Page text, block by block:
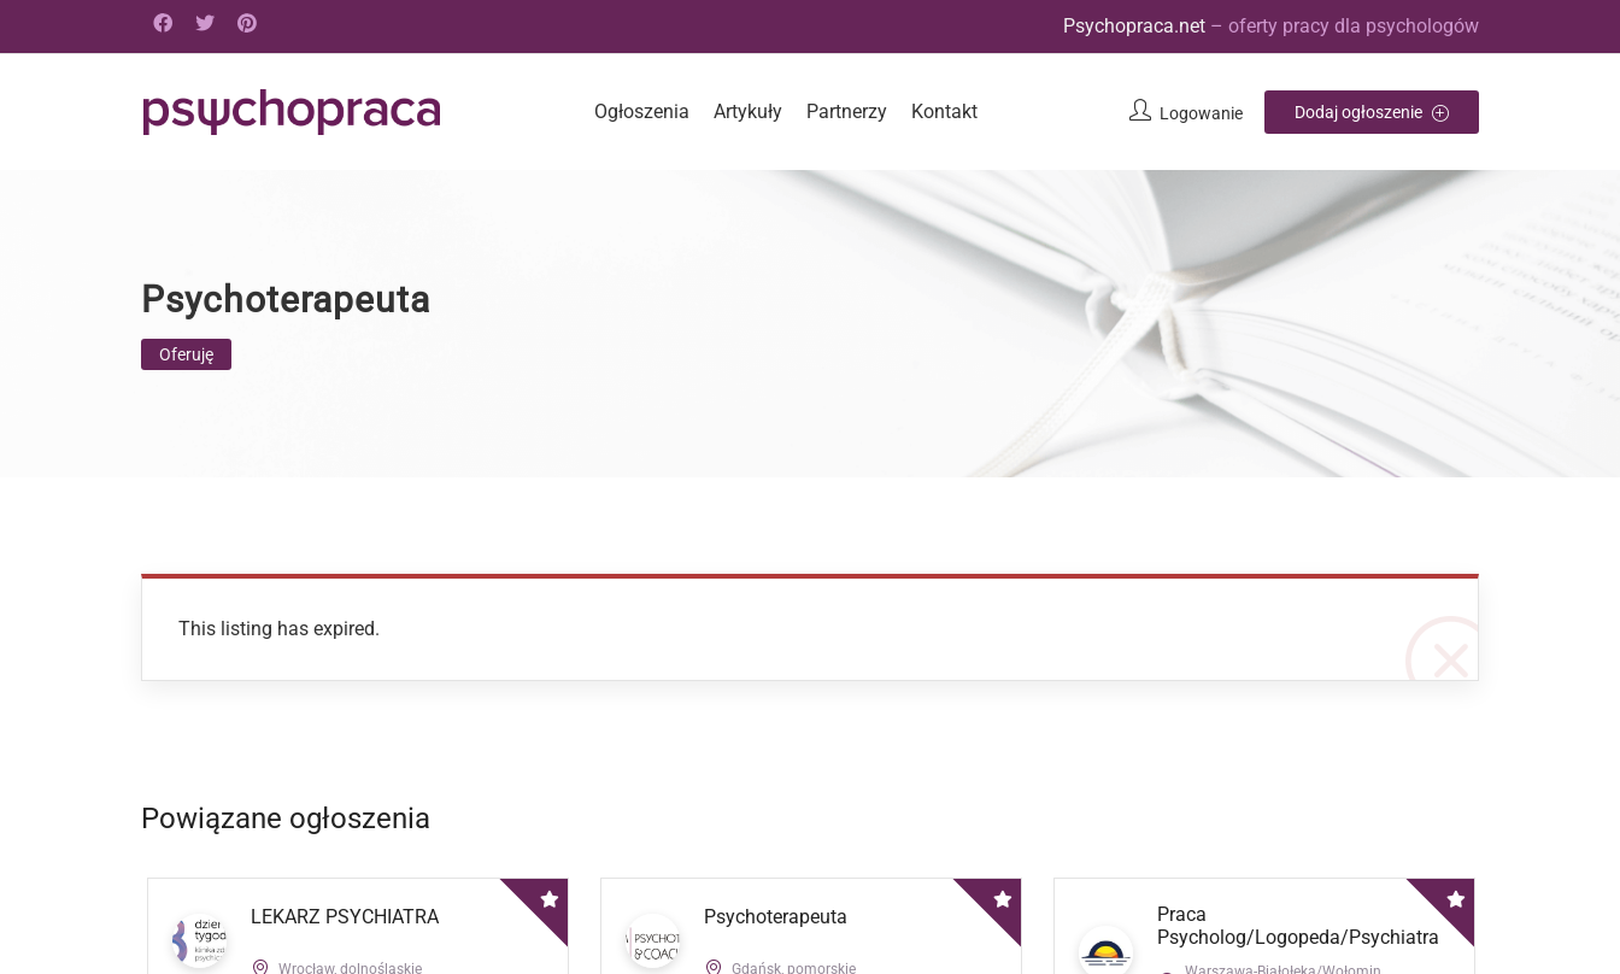
Psychopraca.net – oferty pracy dla psychologów
Ogłoszenia Artykuły Partnerzy Kontakt Logowanie Dodaj ogłoszenie
Psychoterapeuta
Oferuję
This listing has expired.
Powiązane ogłoszenia
LEKARZ PSYCHIATRA
Wrocław, dolnośląskie
Psychoterapeuta
Gdańsk, pomorskie
Praca
Psycholog/Logopeda/Psychiatra